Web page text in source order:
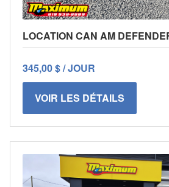
LOCATION CAN AM
345,00 $ / JOUR
VOIR LES DÉTAILS